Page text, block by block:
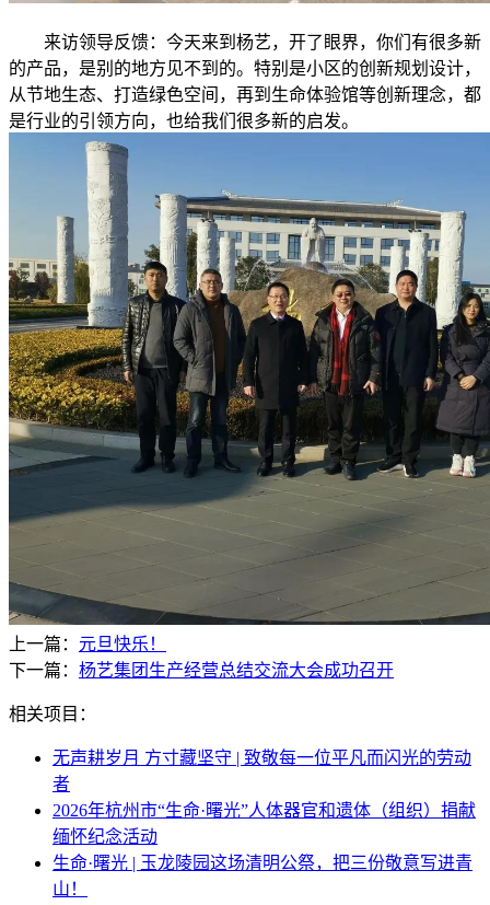
来访领导反馈：今天来到杨艺，开了眼界，你们有很多新
的产品，是别的地方见不到的。特别是小区的创新规划设计，
从节地生态、打造绿色空间，再到生命体验馆等创新理念，都
是行业的引领方向，也给我们很多新的启发。
上一篇： 元旦快乐！
下一篇： 杨艺集团生产经营总结交流大会成功召开
相关项目：
无声耕岁月 方寸藏坚守 | 致敬每一位平凡而闪光的劳动
者
2026年杭州市“生命·曙光”人体器官和遗体（组织）捐献
缅怀纪念活动
生命·曙光 | 玉龙陵园这场清明公祭，把三份敬意写进青
山！